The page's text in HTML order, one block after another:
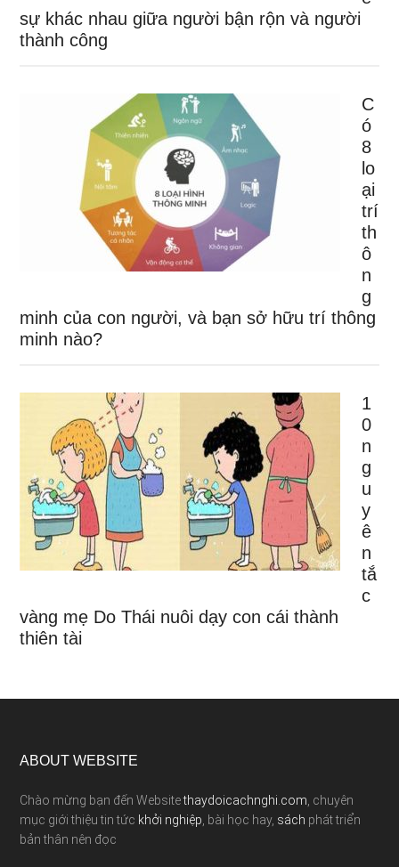
sự khác nhau giữa người bận rộn và người
thành công
C
ó
8
lo
ại
trí
th
ô
n
g
minh của con người, và bạn sở hữu trí thông
minh nào?
1
0
n
g
u
y
ê
n
tắ
c
vàng mẹ Do Thái nuôi dạy con cái thành
thiên tài
ABOUT WEBSITE
Chào mừng bạn đến Websitethaydoicachnghi.com , chuyên
mục giới thiệu tin tức khởi nghiệp , bài học hay, sách phát triển
bản thân nên đọc